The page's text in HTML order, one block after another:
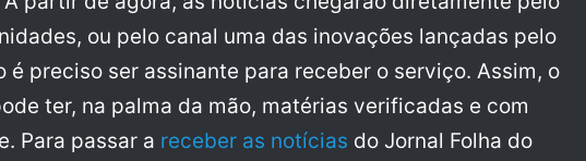
ou pelo canal uma das inovações lançadas pelo
é preciso ser assinante para receber o serviço. Assim, o
ter, na palma da mão, matérias verificadas e com
Para passar a receber as notícias do Jornal Folha do